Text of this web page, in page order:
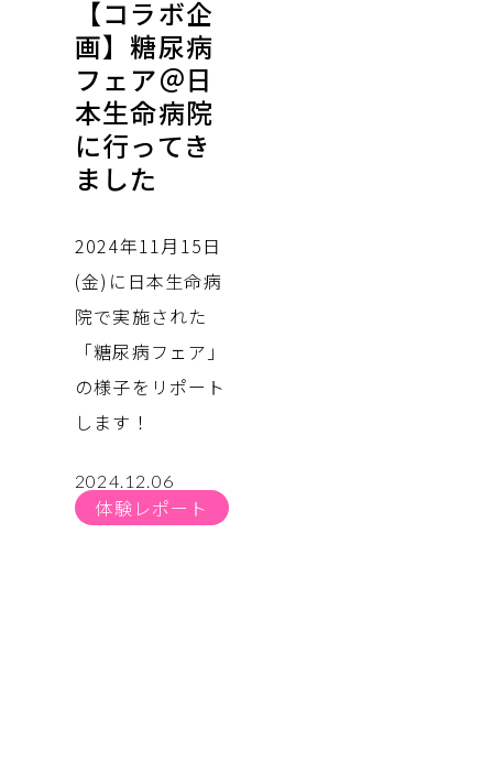
【コラボ企
画】糖尿病
フェア＠日
本生命病院
に行ってき
ました
2024年11月15日
(金)に日本生命病
院で実施された
「糖尿病フェア」
の様子をリポート
します！
2024.12.06
体験レポート